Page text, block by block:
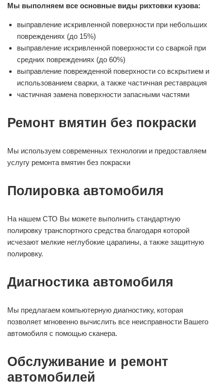
Мы выполняем все основные виды рихтовки кузова:
выправление искривленной поверхности при небольших
повреждениях (до 15%)
выправление искривленной поверхности со сваркой при
средних повреждениях (до 60%)
выправление поврежденной поверхности со вскрытием и
использованием сварки, а также частичная реставрация
частичная замена поверхности запасными частями
Ремонт вмятин без покраски
Мы используем современных технологии и предоставляем
услугу ремонта вмятин без покраски
Полировка автомобиля
На нашем СТО Вы можете выполнить стандартную
полировку транспортного средства благодаря которой
исчезают мелкие неглубокие царапины, а также защитную
полировку.
Диагностика автомобиля
Мы предлагаем компьютерную диагностику, которая
позволяет мгновенно вычислить все неисправности Вашего
автомобиля с помощью сканера.
Обслуживание и ремонт
автомобилей